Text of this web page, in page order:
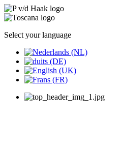
Select your language